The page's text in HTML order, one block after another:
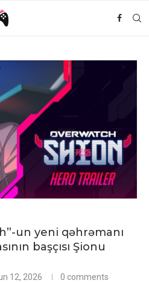
un yeni qəhrəmanı
başçısı Şionu
12, 2026 0 comments